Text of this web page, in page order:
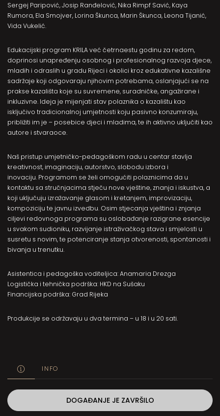
Sergej Paripović, Josip Ranđelović, Nika Rimpf Savić, Kaya
Rumora, Ela Smojver, Lorina Škunca, Marin Škunca, Leona Tijanić,
Vida Vukelić.
Edukacijski program KRILAveć četrnaestu godinu za redom,
doprinosi unapređenju osobnog i profesionalnog razvoja djece,
mladih i odraslih u gradu Rijeci i okolici kroz edukativne kazališne
sadržaje koji odgovaraju njihovim potrebama, oslanjajući se na
prakse kazališta koje su suvremene, suradničke, angažirane i
inkluzivne. Ideja je mijenjati stav polaznika o kazalištu kao
isključivo tradicionalnoj umjetnosti koju pasivno konzumiraju,
približiti im je – posebice djeci i mladima, te ih aktivno uključiti kao
autore i stvaraoce.
Naš pristup umjetničko-pedagoškom radu u centar stavlja
kreativnost, imaginaciju, autorstvo, slobodu izbora i
inovaciju. Programom se želi omogućiti polaznicima da u
kontaktu sa stručnjacima stječu nove vještine, znanja i iskustva, a
koji uključuju izražavanje glasom i kretanjem, improvizaciju,
kompoziciju te javnu izvedbu. Osim stjecanja vještina i znjanja
ciljevi redovnoga programa su oslobađanje razigrane esencije
u svakom sudioniku, razvijanje istraživačkog stava i smjelosti u
susretu s novim, te potenciranje stanja otvorenosti, spontanosti i
bivanja u trenutku.
Asistentica i pedagoška voditeljica: Anamaria Drezga
Logistička i tehnička podrška: HKD na Sušaku
Financijska podrška: Grad Rijeka
Produkcije se održavaju u dva termina – u 18 i u 20 sati.
INFO
DOGAĐANJE JE ZAVRŠILO